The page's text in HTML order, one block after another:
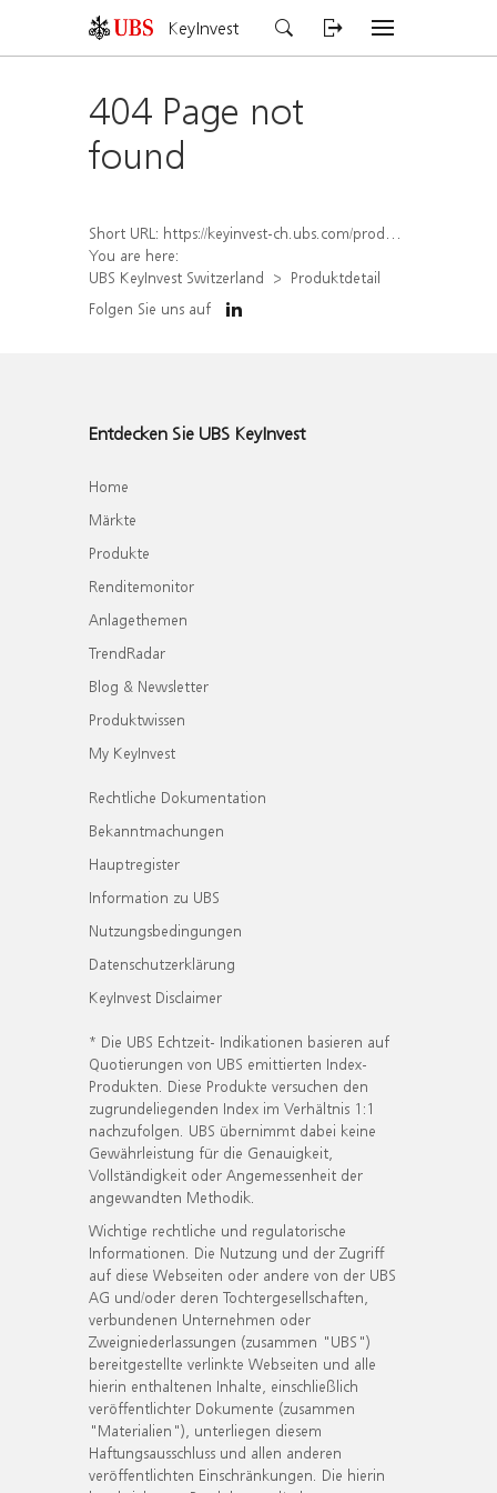
KeyInvest
404 Page not
found
Short URL: https://keyinvest-ch.ubs.com/produkt/detail/index/isin/CH1579653911
You are here:
UBS KeyInvest Switzerland
Produktdetail
Folgen Sie uns auf
Entdecken Sie UBS KeyInvest
Home
Märkte
Produkte
Renditemonitor
Anlagethemen
TrendRadar
Blog & Newsletter
Produktwissen
My KeyInvest
Rechtliche Dokumentation
Bekanntmachungen
Hauptregister
Information zu UBS
Nutzungsbedingungen
Datenschutzerklärung
KeyInvest Disclaimer
* Die UBS Echtzeit- Indikationen basieren auf
Quotierungen von UBS emittierten Index-
Produkten. Diese Produkte versuchen den
zugrundeliegenden Index im Verhältnis 1:1
nachzufolgen. UBS übernimmt dabei keine
Gewährleistung für die Genauigkeit,
Vollständigkeit oder Angemessenheit der
angewandten Methodik.
Wichtige rechtliche und regulatorische
Informationen. Die Nutzung und der Zugriff
auf diese Webseiten oder andere von der UBS
AG und/oder deren Tochtergesellschaften,
verbundenen Unternehmen oder
Zweigniederlassungen (zusammen "UBS")
bereitgestellte verlinkte Webseiten und alle
hierin enthaltenen Inhalte, einschließlich
veröffentlichter Dokumente (zusammen
"Materialien"), unterliegen diesem
Haftungsausschluss und allen anderen
veröffentlichten Einschränkungen. Die hierin